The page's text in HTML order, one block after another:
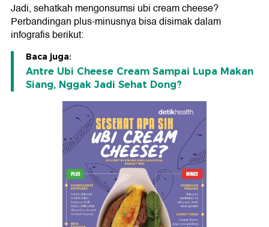
Jadi, sehatkah mengonsumsi ubi cream cheese?
Perbandingan plus-minusnya bisa disimak dalam
infografis berikut:
Baca juga:
Antre Ubi Cheese Cream Sampai Lupa Makan
Siang, Nggak Jadi Sehat Dong?